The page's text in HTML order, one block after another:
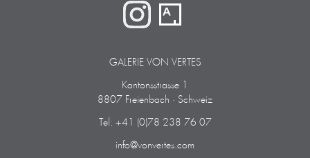
GALERIE VON VERTES
Kantonsstrasse 1
8807 Freienbach · Schweiz
Tel: +41 (0)78 238 76 07
info@vonvertes.com